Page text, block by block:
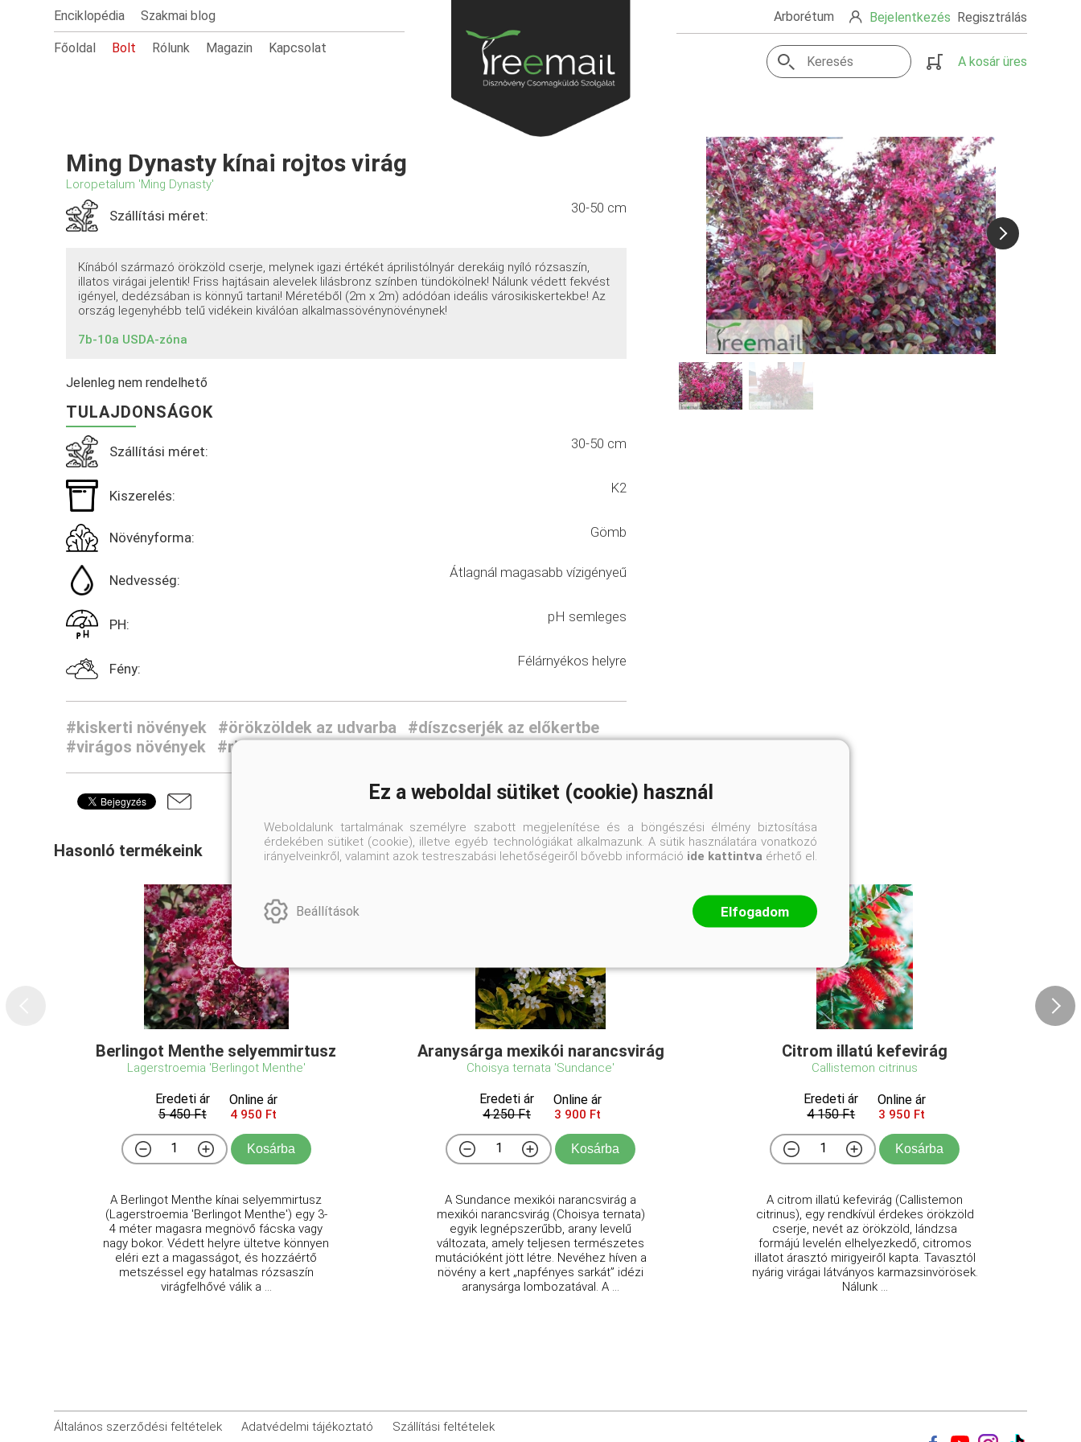
Enciklopédia Szakmai blog
Főoldal Bolt Rólunk Magazin Kapcsolat
Arborétum Bejelentkezés Regisztrálás
A kosár üres
Ming Dynasty kínai rojtos virág
Loropetalum 'Ming Dynasty'
Szállítási méret: 30-50 cm
Kínából származó örökzöld cserje, melynek igazi értékét áprilistólnyár derekáig nyíló rózsaszín,
illatos virágai jelentik! Friss hajtásain alevelek lilásbronz színben tündökölnek! Nálunk védett fekvést
igényel, dedézsában is könnyű tartani! Méretéből (2m x 2m) adódóan ideális városikiskertekbe! Az
ország legenyhébb telű vidékein kiválóan alkalmassövénynövénynek!
7b-10a USDA-zóna
Jelenleg nem rendelhető
TULAJDONSÁGOK
Szállítási méret: 30-50 cm
Kiszerelés: K2
Növényforma: Gömb
Nedvesség: Átlagnál magasabb vízigényeű
PH: pH semleges
Fény: Félárnyékos helyre
#kiskerti növények #örökzöldek az udvarba
#díszcserjék az előkertbe
#virágos növények
#ritkaságok
Hasonló termékeink
Berlingot Menthe selyemmirtusz
Lagerstroemia 'Berlingot Menthe'
Eredeti ár
5 450 Ft
Online ár
4 950 Ft
Kosárba
A Berlingot Menthe kínai selyemmirtusz
(Lagerstroemia 'Berlingot Menthe') egy 3-
4 méter magasra megnövő fácska vagy
nagy bokor. Védett helyre ültetve könnyen
eléri ezt a magasságot, és hozzáértő
metszéssel egy hatalmas rózsaszín
virágfelhővé válik a ...
Aranysárga mexikói narancsvirág
Choisya ternata 'Sundance'
Eredeti ár
4 250 Ft
Online ár
3 900 Ft
Kosárba
A Sundance mexikói narancsvirág a
mexikói narancsvirág (Choisya ternata)
egyik legnépszerűbb, arany levelű
változata, amely teljesen természetes
mutációként jött létre. Nevéhez híven a
növény a kert „napfényes sarkát” idézi
aranysárga lombozatával. A ...
Citrom illatú kefevirág
Callistemon citrinus
Eredeti ár
4 150 Ft
Online ár
3 950 Ft
Kosárba
A citrom illatú kefevirág (Callistemon
citrinus), egy rendkívül érdekes örökzöld
cserje, nevét az örökzöld, lándzsa
formájú levelén elhelyezkedő, citromos
illatot árasztó mirigyeiről kapta. Tavasztól
nyárig virágai látványos karmazsinvörösek.
Nálunk ...
Általános szerződési feltételek Adatvédelmi tájékoztató
Szállítási feltételek
Ez a weboldal sütiket (cookie) használ
Weboldalunk tartalmának személyre szabott megjelenítése és a böngészési élmény biztosítása
érdekében sütiket (cookie), illetve egyéb technológiákat alkalmazunk. A sütik használatára vonatkozó
irányelveinkről, valamint azok testreszabási lehetőségeiről bővebb információ ide kattintva érhető el.
Beállítások Elfogadom